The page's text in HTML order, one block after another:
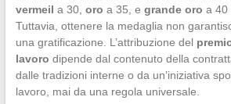
vermeil a 30, oro a 35, e grande oro a 40
Tuttavia, ottenere la medaglia non
una gratificazione. L’attribuzione del
lavoro dipende dal contenuto della
dalle tradizioni interne o da un’iniziativa
lavoro, mai da una regola universale.